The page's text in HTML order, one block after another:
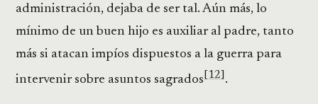
administración, dejaba de ser tal. Aún más, lo
mínimo de un buen hijo es auxiliar al padre, tanto
más si atacan impíos dispuestos a la guerra para
intervenir sobre asuntos sagrados [12] .